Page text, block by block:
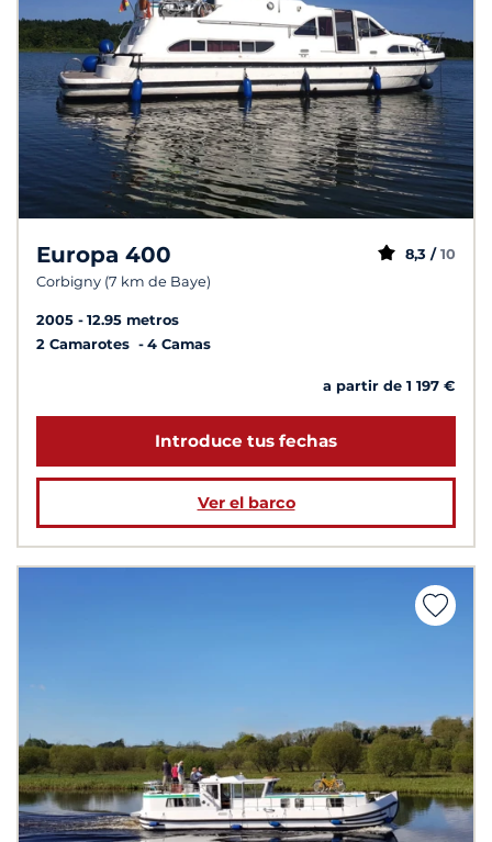
Europa 400
Corbigny (7 km de Baye)
8,3 / 10
2005
12.95 metros
2 Camarotes
4 Camas
a partir de 1 197 €
Introduce tus fechas
Ver el barco